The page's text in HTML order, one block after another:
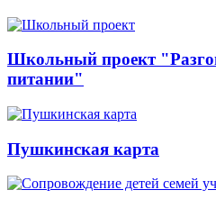
Школьный проект
питании"
Пушкинская карта